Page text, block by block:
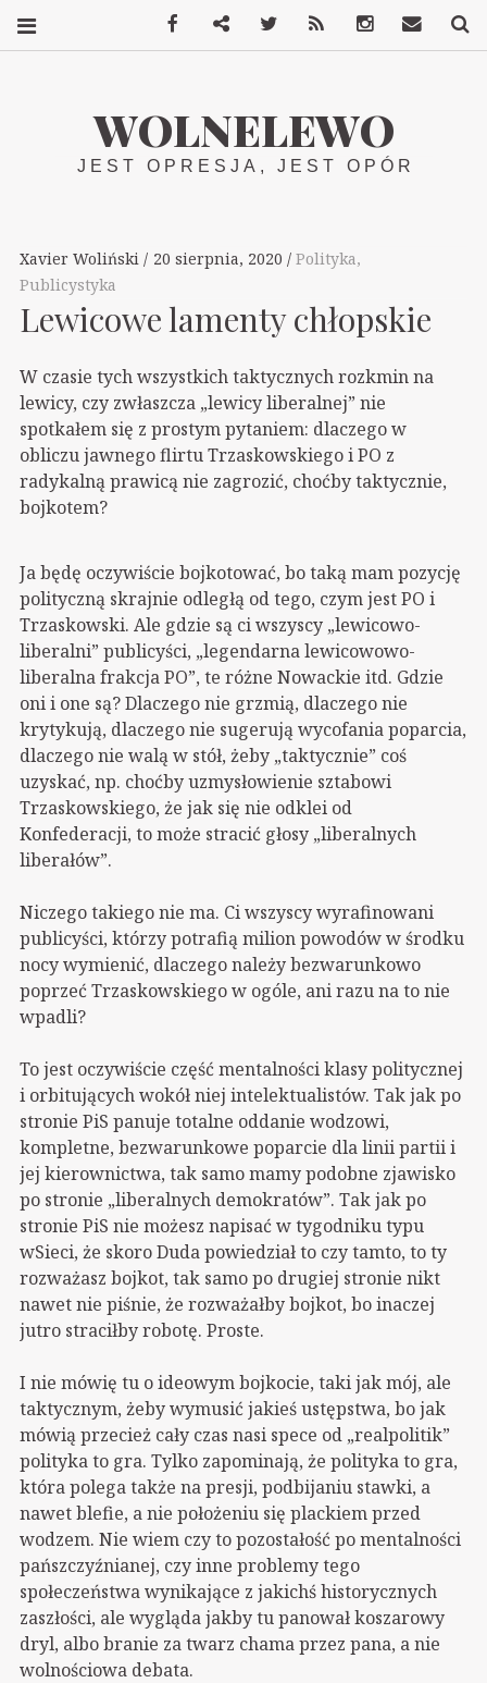
WOLNELEWO
JEST OPRESJA, JEST OPÓR
Xavier Woliński 20 sierpnia, 2020 Polityka,
Publicystyka
Lewicowe lamenty chłopskie
W czasie tych wszystkich taktycznych rozkmin na
lewicy, czy zwłaszcza „lewicy liberalnej” nie
spotkałem się z prostym pytaniem: dlaczego w
obliczu jawnego flirtu Trzaskowskiego i PO z
radykalną prawicą nie zagrozić, choćby taktycznie,
bojkotem?
Ja będę oczywiście bojkotować, bo taką mam pozycję
polityczną skrajnie odległą od tego, czym jest PO i
Trzaskowski. Ale gdzie są ci wszyscy „lewicowo-
liberalni” publicyści, „legendarna lewicowowo-
liberalna frakcja PO”, te różne Nowackie itd. Gdzie
oni i one są? Dlaczego nie grzmią, dlaczego nie
krytykują, dlaczego nie sugerują wycofania poparcia,
dlaczego nie walą w stół, żeby „taktycznie” coś
uzyskać, np. choćby uzmysłowienie sztabowi
Trzaskowskiego, że jak się nie odklei od
Konfederacji, to może stracić głosy „liberalnych
liberałów”.
Niczego takiego nie ma. Ci wszyscy wyrafinowani
publicyści, którzy potrafią milion powodów w środku
nocy wymienić, dlaczego należy bezwarunkowo
poprzeć Trzaskowskiego w ogóle, ani razu na to nie
wpadli?
To jest oczywiście część mentalności klasy politycznej
i orbitujących wokół niej intelektualistów. Tak jak po
stronie PiS panuje totalne oddanie wodzowi,
kompletne, bezwarunkowe poparcie dla linii partii i
jej kierownictwa, tak samo mamy podobne zjawisko
po stronie „liberalnych demokratów”. Tak jak po
stronie PiS nie możesz napisać w tygodniku typu
wSieci, że skoro Duda powiedział to czy tamto, to ty
rozważasz bojkot, tak samo po drugiej stronie nikt
nawet nie piśnie, że rozważałby bojkot, bo inaczej
jutro straciłby robotę. Proste.
I nie mówię tu o ideowym bojkocie, taki jak mój, ale
taktycznym, żeby wymusić jakieś ustępstwa, bo jak
mówią przecież cały czas nasi spece od „realpolitik”
polityka to gra. Tylko zapominają, że polityka to gra,
która polega także na presji, podbijaniu stawki, a
nawet blefie, a nie położeniu się plackiem przed
wodzem. Nie wiem czy to pozostałość po mentalności
pańszczyźnianej, czy inne problemy tego
społeczeństwa wynikające z jakichś historycznych
zaszłości, ale wygląda jakby tu panował koszarowy
dryl, albo branie za twarz chama przez pana, a nie
wolnościowa debata.
FacebookMastodonTwitter InstagramKontakt